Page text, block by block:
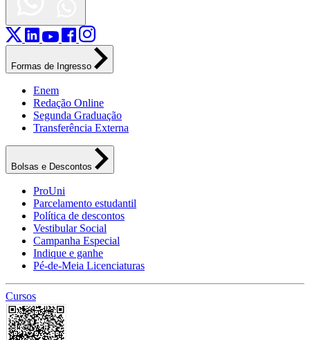
Formas de Ingresso
Enem
Redação Online
Segunda Graduação
Transferência Externa
Bolsas e Descontos
ProUni
Parcelamento estudantil
Política de descontos
Vestibular Social
Campanha Especial
Indique e ganhe
Pé-de-Meia Licenciaturas
Cursos